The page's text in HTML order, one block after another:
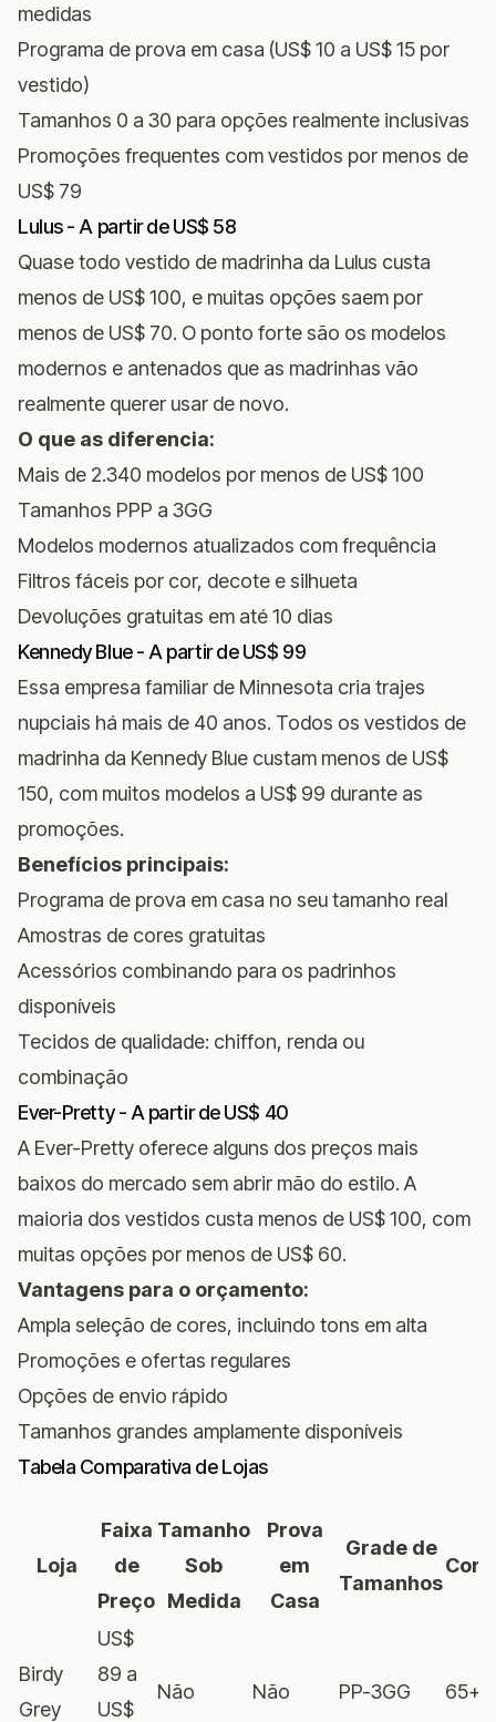
medidas
Programa de prova em casa (US$ 10 a US$ 15 por
vestido)
Tamanhos 0 a 30 para opções realmente inclusivas
Promoções frequentes com vestidos por menos de
US$ 79
Lulus - A partir de US$ 58
Quase todo vestido de madrinha da Lulus custa
menos de US$ 100, e muitas opções saem por
menos de US$ 70. O ponto forte são os modelos
modernos e antenados que as madrinhas vão
realmente querer usar de novo.
O que as diferencia:
Mais de 2.340 modelos por menos de US$ 100
Tamanhos PPP a 3GG
Modelos modernos atualizados com frequência
Filtros fáceis por cor, decote e silhueta
Devoluções gratuitas em até 10 dias
Kennedy Blue - A partir de US$ 99
Essa empresa familiar de Minnesota cria trajes
nupciais há mais de 40 anos. Todos os vestidos de
madrinha da Kennedy Blue custam menos de US$
150, com muitos modelos a US$ 99 durante as
promoções.
Benefícios principais:
Programa de prova em casa no seu tamanho real
Amostras de cores gratuitas
Acessórios combinando para os padrinhos
disponíveis
Tecidos de qualidade: chiffon, renda ou
combinação
Ever-Pretty - A partir de US$ 40
A Ever-Pretty oferece alguns dos preços mais
baixos do mercado sem abrir mão do estilo. A
maioria dos vestidos custa menos de US$ 100, com
muitas opções por menos de US$ 60.
Vantagens para o orçamento:
Ampla seleção de cores, incluindo tons em alta
Promoções e ofertas regulares
Opções de envio rápido
Tamanhos grandes amplamente disponíveis
Tabela Comparativa de Lojas
Loja
Faixa
de
Preço
Tamanho
Sob
Medida
Prova
em
Casa
Grade de
Tamanhos
Birdy
Grey
US$
89 a
US$
Não Não PP-3GG 65+